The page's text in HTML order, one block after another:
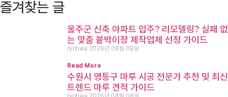
즐겨찾는 글
울주군 신축 아파트 입주? 리모델링? 실패 없
는 맞춤 붙박이장 제작업체 선정 가이드
ryohwa 2026년 08월 08일
Read More
수원시 영통구 마루 시공 전문가 추천 및 최신
트렌드 마루 견적 가이드